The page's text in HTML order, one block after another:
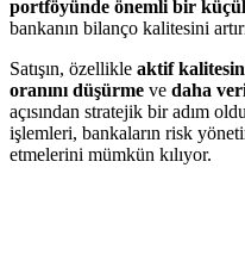
portföyünde önemli bir
bankanın bilanço kalitesini
Satışın, özellikle aktif
oranını düşürme ve daha
açısından stratejik bir adım
işlemleri, bankaların risk
etmelerini mümkün kılıyor.